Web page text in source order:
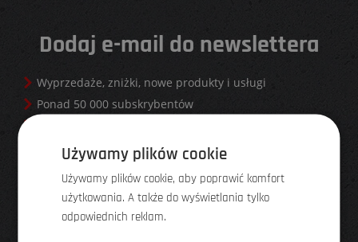
Dodaj e-mail do newslettera
Wyprzedaże, zniżki, nowe produkty i usługi
Ponad 50 000 subskrybentów
Wypisanie jednym kliknięciem, jeśli newsletter ci się nie
Używamy plików cookie
Używamy plików cookie, aby poprawić komfort
użytkowania. A także do wyświetlania tylko
odpowiednich reklam.